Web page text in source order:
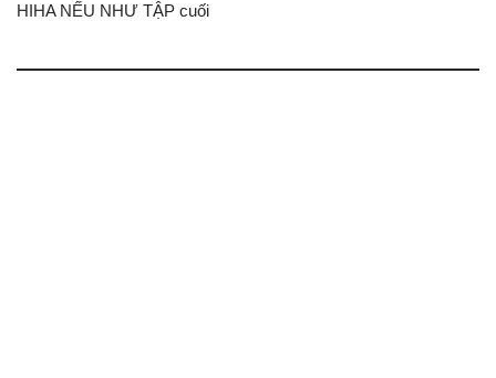
HIHA NẾU NHƯ TẬP cuối